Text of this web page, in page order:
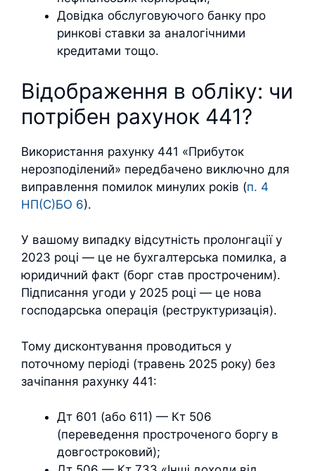
Довідка обслуговуючого банку про
ринкові ставки за аналогічними
кредитами тощо.
Відображення в обліку: чи
потрібен рахунок 441?
Використання рахунку 441 «Прибуток
нерозподілений» передбачено виключно для
виправлення помилок минулих років (п. 4
НП(С)БО 6).
У вашому випадку відсутність пролонгації у
2023 році — це не бухгалтерська помилка, а
юридичний факт (борг став простроченим).
Підписання угоди у 2025 році — це нова
господарська операція (реструктуризація).
Тому дисконтування проводиться у
поточному періоді (травень 2025 року) без
зачіпання рахунку 441:
Дт 601 (або 611) — Кт 506
(переведення простроченого боргу в
довгостроковий);